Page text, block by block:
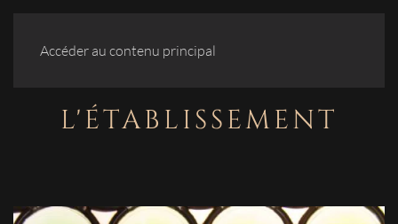
Accéder au contenu principal
L'ÉTABLISSEMENT